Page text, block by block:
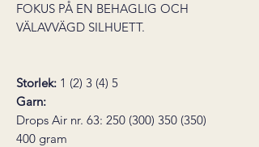
FOKUS PÅ EN BEHAGLIG OCH
VÄLAVVÄGD SILHUETT.
Storlek: 1 (2) 3 (4) 5
Garn:
Drops Air nr. 63: 250 (300) 350 (350)
400 gram